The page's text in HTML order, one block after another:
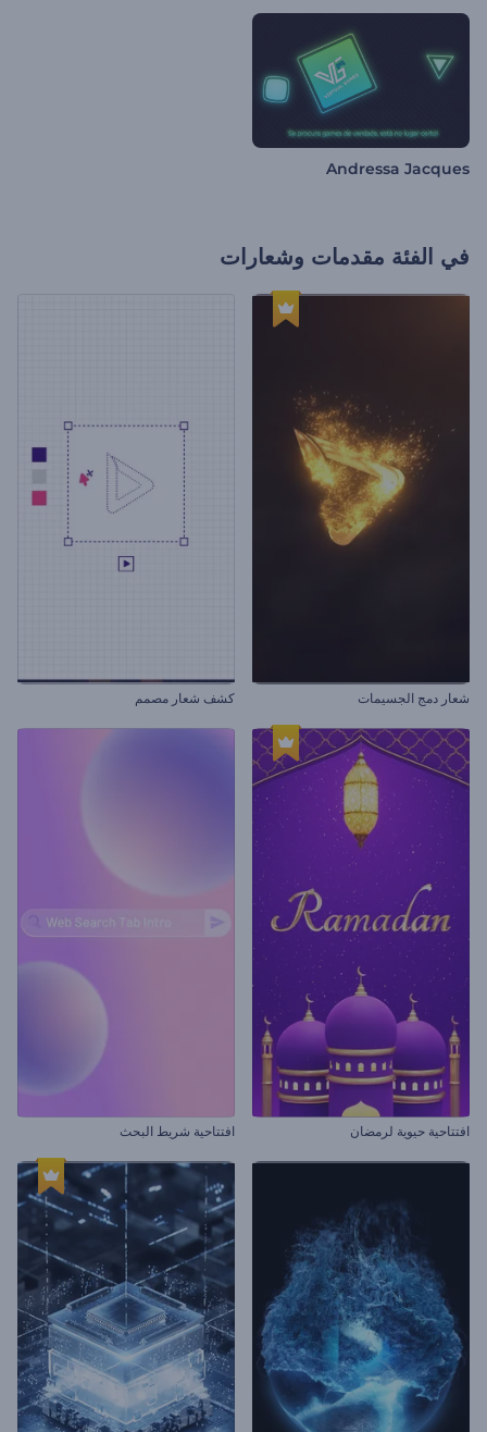
Andressa Jacques
في الفئة مقدمات وشعارات
شعار دمج الجسيمات كشف شعار مصمم
افتتاحية حيوية لرمضان افتتاحية شريط البحث